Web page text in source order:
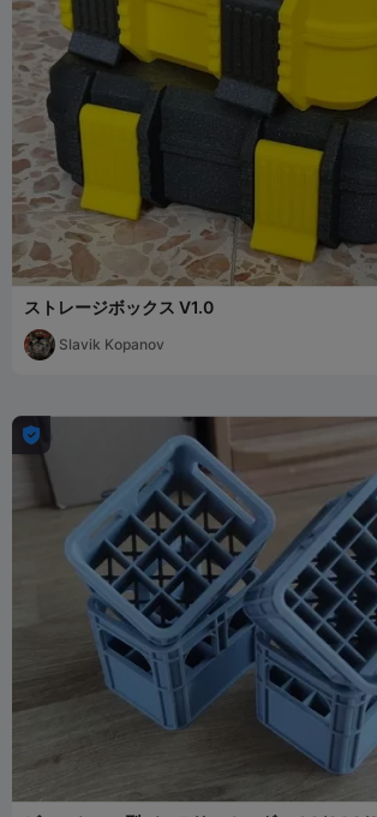
ストレージボックス V1.0
Slavik Kopanov
